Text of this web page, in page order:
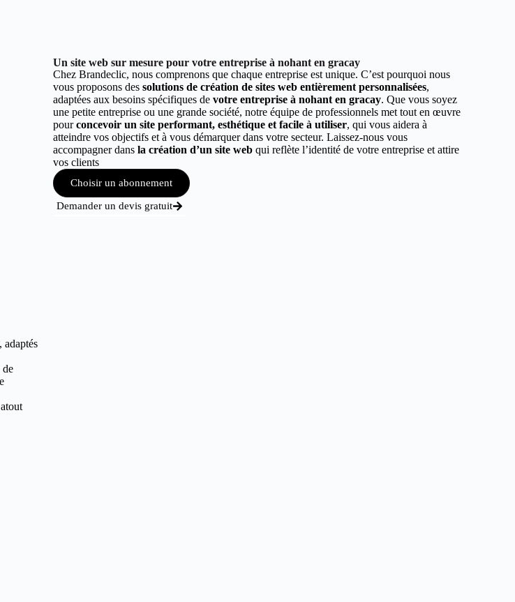
Un site web sur mesure pour votre entreprise à nohant en gracay
Chez Brandeclic, nous comprenons que chaque entreprise est unique. C’est pourquoi nous
vous proposons des solutions de création de sites web entièrement personnalisées,
adaptées aux besoins spécifiques de votre entreprise à nohant en gracay. Que vous soyez
une petite entreprise ou une grande société, notre équipe de professionnels met tout en œuvre
pourconcevoir un site performant, esthétique et facile à utiliser, qui vous aidera à
atteindre vos objectifs et à vous démarquer dans votre secteur. Laissez-nous vous
accompagner dans la création d’un site web qui reflète l’identité de votre entreprise et attire
vos clients
Choisir un abonnement
Demander un devis gratuit
adaptés
de